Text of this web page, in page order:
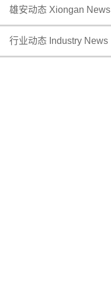
雄安动态 Xiongan News
行业动态 Industry News